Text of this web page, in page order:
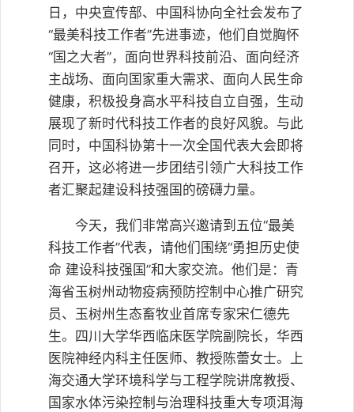
日，中央宣传部、中国科协向全社会发布了
“最美科技工作者”先进事迹，他们自觉胸怀
“国之大者”，面向世界科技前沿、面向经济
主战场、面向国家重大需求、面向人民生命
健康，积极投身高水平科技自立自强，生动
展现了新时代科技工作者的良好风貌。与此
同时，中国科协第十一次全国代表大会即将
召开，这必将进一步团结引领广大科技工作
者汇聚起建设科技强国的磅礴力量。
今天，我们非常高兴邀请到五位“最美
科技工作者”代表，请他们围绕“勇担历史使
命 建设科技强国”和大家交流。他们是：青
海省玉树州动物疫病预防控制中心推广研究
员、玉树州生态畜牧业首席专家宋仁德先
生。四川大学华西临床医学院副院长，华西
医院神经内科主任医师、教授陈蕾女士。上
海交通大学环境科学与工程学院讲席教授、
国家水体污染控制与治理科技重大专项洱海